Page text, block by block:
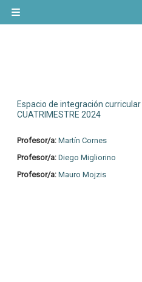
Espacio de integración curricular
CUATRIMESTRE 2024
Profesor/a: Martín Cornes
Profesor/a: Diego Migliorino
Profesor/a: Mauro Mojzis